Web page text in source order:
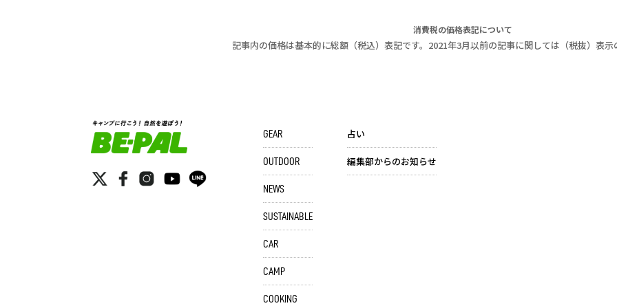
消費税の価格表記について
記事内の価格は基本的に総額（税込）表記です。2021年3月以前の記事に関しては（税抜）表示
GEAR
OUTDOOR
NEWS
SUSTAINABLE
CAR
CAMP
COOKING
占い
編集部からのお知らせ